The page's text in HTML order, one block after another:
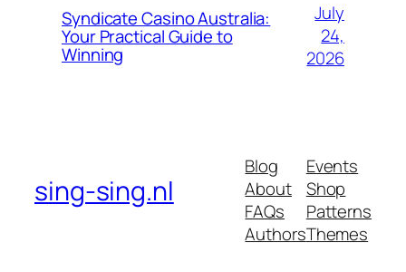
Syndicate Casino Australia:
Your Practical Guide to
Winning
July
24,
2026
sing-sing.nl
Blog
About
FAQs
Authors
Events
Shop
Patterns
Themes